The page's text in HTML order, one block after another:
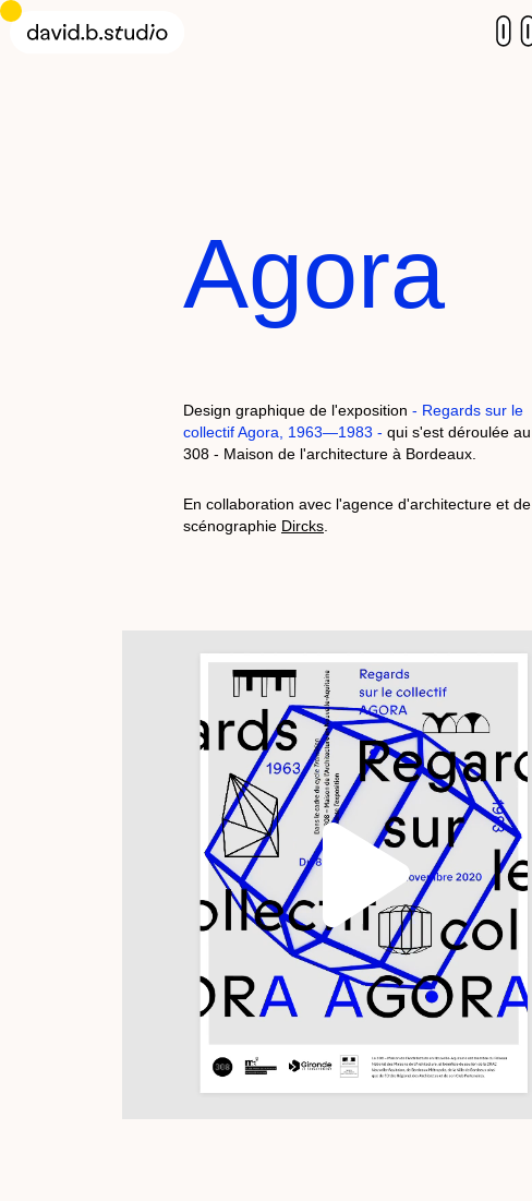
Agora
Design graphique de l'exposition - Regards sur le
collectif Agora, 1963—1983 - qui s'est déroulée au
308 - Maison de l'architecture à Bordeaux.
En collaboration avec l'agence d'architecture et de
scénographie Dircks